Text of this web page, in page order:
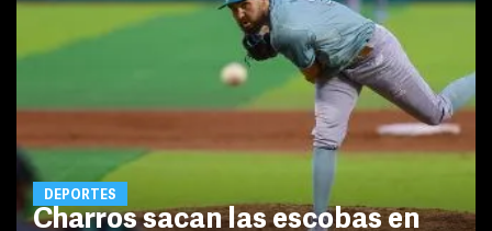
DEPORTES
Charros sacan las escobas en